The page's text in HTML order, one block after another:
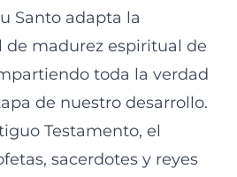
Santo adapta la
de madurez espiritual de
toda la verdad
de nuestro desarrollo.
Testamento, el
sacerdotes y reyes